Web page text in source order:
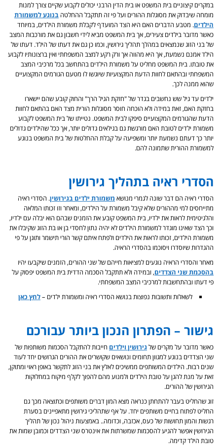
במקרים קיצוניים בית המשפט או בית הדין הרבני יכולים לקבוע שקיים צורך למנות
מומחה שיבדוק את מסוגלות ההורים ועל פי זה תתקבל ההחלטה בנוגע למשמורת
הילדים. מטבע הדברים האם היא הצד המועדף לקבלת משמורת הילדים, במיוחד
כאשר מדובר בילדים צעירים, אך בית המשפט מביא לידי חשבון גם את מורכבות המצב
של בני הזוג שנמצאים במהלך תהליך גירושין, וכמו כן גם את דעתו של הילד. דעתו של
הילד אמנם נשמעת, אך היא מהווה אך ורק רקע למצב המשפחתי ואין ברצונותיו לקבוע
את טובתו. בית המשפט מחליט על משמורת הילדים בהתחשב בכל מרכיבי המצב
המשפחתי ובהתאם לחוות הדעת המקצועיות שיוגשו לו מטעם הגורמים המקצועיים
שהוא ממנה לכך.
ילדים עד גיל שש נחשבים בגדר של "חזקת הגיל הרך" והחוק קובע שהם יישארו
בחזקת האם, זאת במידה ולא הוכחה חוסר מסוגלות הורית מצד האם בהתאם לחוות
הדעת שהגורמים המקצועיים סיפקו לבית המשפט. נטייתו של בית המשפט לקבוע
משמורת ילדים לטובת האם מורגשת גם בגילאים גדולים יותר, אך ככל שהילדים גדולים
יותר כך דעתם נשמעת יותר ומשפיעה על קבלת ההחלטות של בית המשפט בנוגע
למשמורת ההורית שתמונה להם.
הסדרי ראיה בתהליך גירושין
הסדרי ראיה הם דבר שונה לגמרי מנושא משמורת ילדים בגירושין. הסדרי ראיה
מתייחסים למי מההורים שלא קיבל משמורת על הילדים, ומאחר וזו זכותו המלאה
והלגיטימית לראות את ילדיו, בית המשפט קובע את הזמנים שבהם הוא יבלה עם ילדיו,
וכך הצד שאינו מוגדר למשמורת הילדים לא יהיה נתון לחסדי בן או בת הזוג שקיבלו את
משמורת הילדים, זכותו לראות את הילדים ולפתח איתם קשר הורי תישמר ותוגן על פי
ההגדרות שיוסדרו ויסוכמו בהסדרי הראיה.
מאחר והסדרי הראיה נוגעים למציאות חייהם של שני ההורים, הזמנים שיקבעו יהיו
בהסכמת שני הצדדים, ובמידה ולא תתקבל הסכמה הדדית בית המשפט יפסוק על
פי דעתו ובהתחשבות למרכיבי המצב המשפחתי.
לשאלות ותשובות נפוצות בנושא הסדרי ראיה ומשמורת ילדים –לחץ כאן
גישור – הפתרון הנכון ביותר עבורכם
כאשר מדובר על מקרים של גירושין וילדים חייבות להתקבל הסכמות משותפות של
שני הצדדים בנוגע למגוון תחומים ונושאים שקושרים את ההורים הגרושים יחד לעוד
שנים רבות. הילדים המשותפים ממשיכים לאלץ את בני הזוג לתקשר באופן ראוי ומתוקן,
זאת על מנת להגן על טובת הילדים ולמנוע מהם להפוך לקלף מיקוח במחלוקות
הגירושין של ההורים.
זוג שהחליט בעבר להתחתן כנראה מצא המון דברים משותפים וכתוצאה מכך גם
החליט לפתוח בחיים משותפים יחד. על אף שתהליכי גירושין מתאפיינים בסערת
רגשות והמון תחושות של כעס, אכזבה, וכדומה.. באמצעות ניהול נכון של תהליך
הגירושין אפשר להגיע להסכמות שמשרתות את אינטרס שני הצדדים וכמובן שמות את
טובת הילד קדימה.